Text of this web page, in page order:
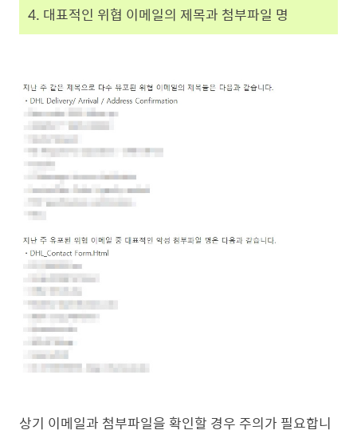
4. 대표적인 위협 이메일의 제목과 첨부파일 명
상기 이메일과 첨부파일을 확인할 경우 주의가 필요합니